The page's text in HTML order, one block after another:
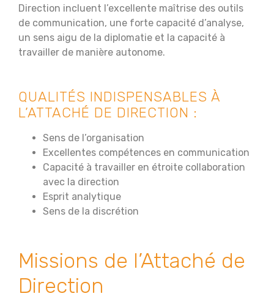
Direction incluent l’excellente maîtrise des outils
de communication, une forte capacité d’analyse,
un sens aigu de la diplomatie et la capacité à
travailler de manière autonome.
QUALITÉS INDISPENSABLES À
L’ATTACHÉ DE DIRECTION :
Sens de l’organisation
Excellentes compétences en communication
Capacité à travailler en étroite collaboration
avec la direction
Esprit analytique
Sens de la discrétion
Missions de l’Attaché de
Direction